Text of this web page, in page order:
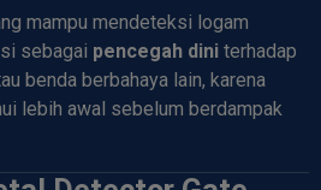
mampu mendeteksi logam
sebagai pencegah dini terhadap
benda berbahaya lain, karena
lebih awal sebelum berdampak